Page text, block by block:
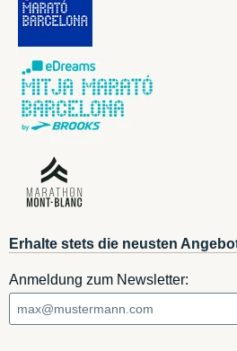
Erhalte stets die neusten
Anmeldung zum Newsletter: